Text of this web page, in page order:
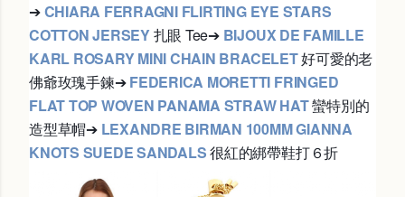
➔CHIARA FERRAGNI FLIRTING EYE STARS
COTTON JERSEY扎眼 Tee➔ BIJOUX DE FAMILLE
KARL ROSARY MINI CHAIN BRACELET好可愛的老
佛爺玫瑰手鍊➔FEDERICA MORETTI FRINGED
FLAT TOP WOVEN PANAMA STRAW HAT蠻特別的
造型草帽➔ LEXANDRE BIRMAN 100MM GIANNA
KNOTS SUEDE SANDALS很紅的綁帶鞋打６折